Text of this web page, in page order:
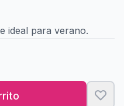
ideal para verano.